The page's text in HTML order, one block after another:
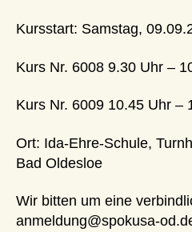
Kursstart: Samstag,
Kurs Nr. 6008 9.30 Uhr –
Kurs Nr. 6009 10.45 Uhr –
Ort: Ida-Ehre-Schule,
Bad Oldesloe
Wir bitten um eine
anmeldung@spokusa-